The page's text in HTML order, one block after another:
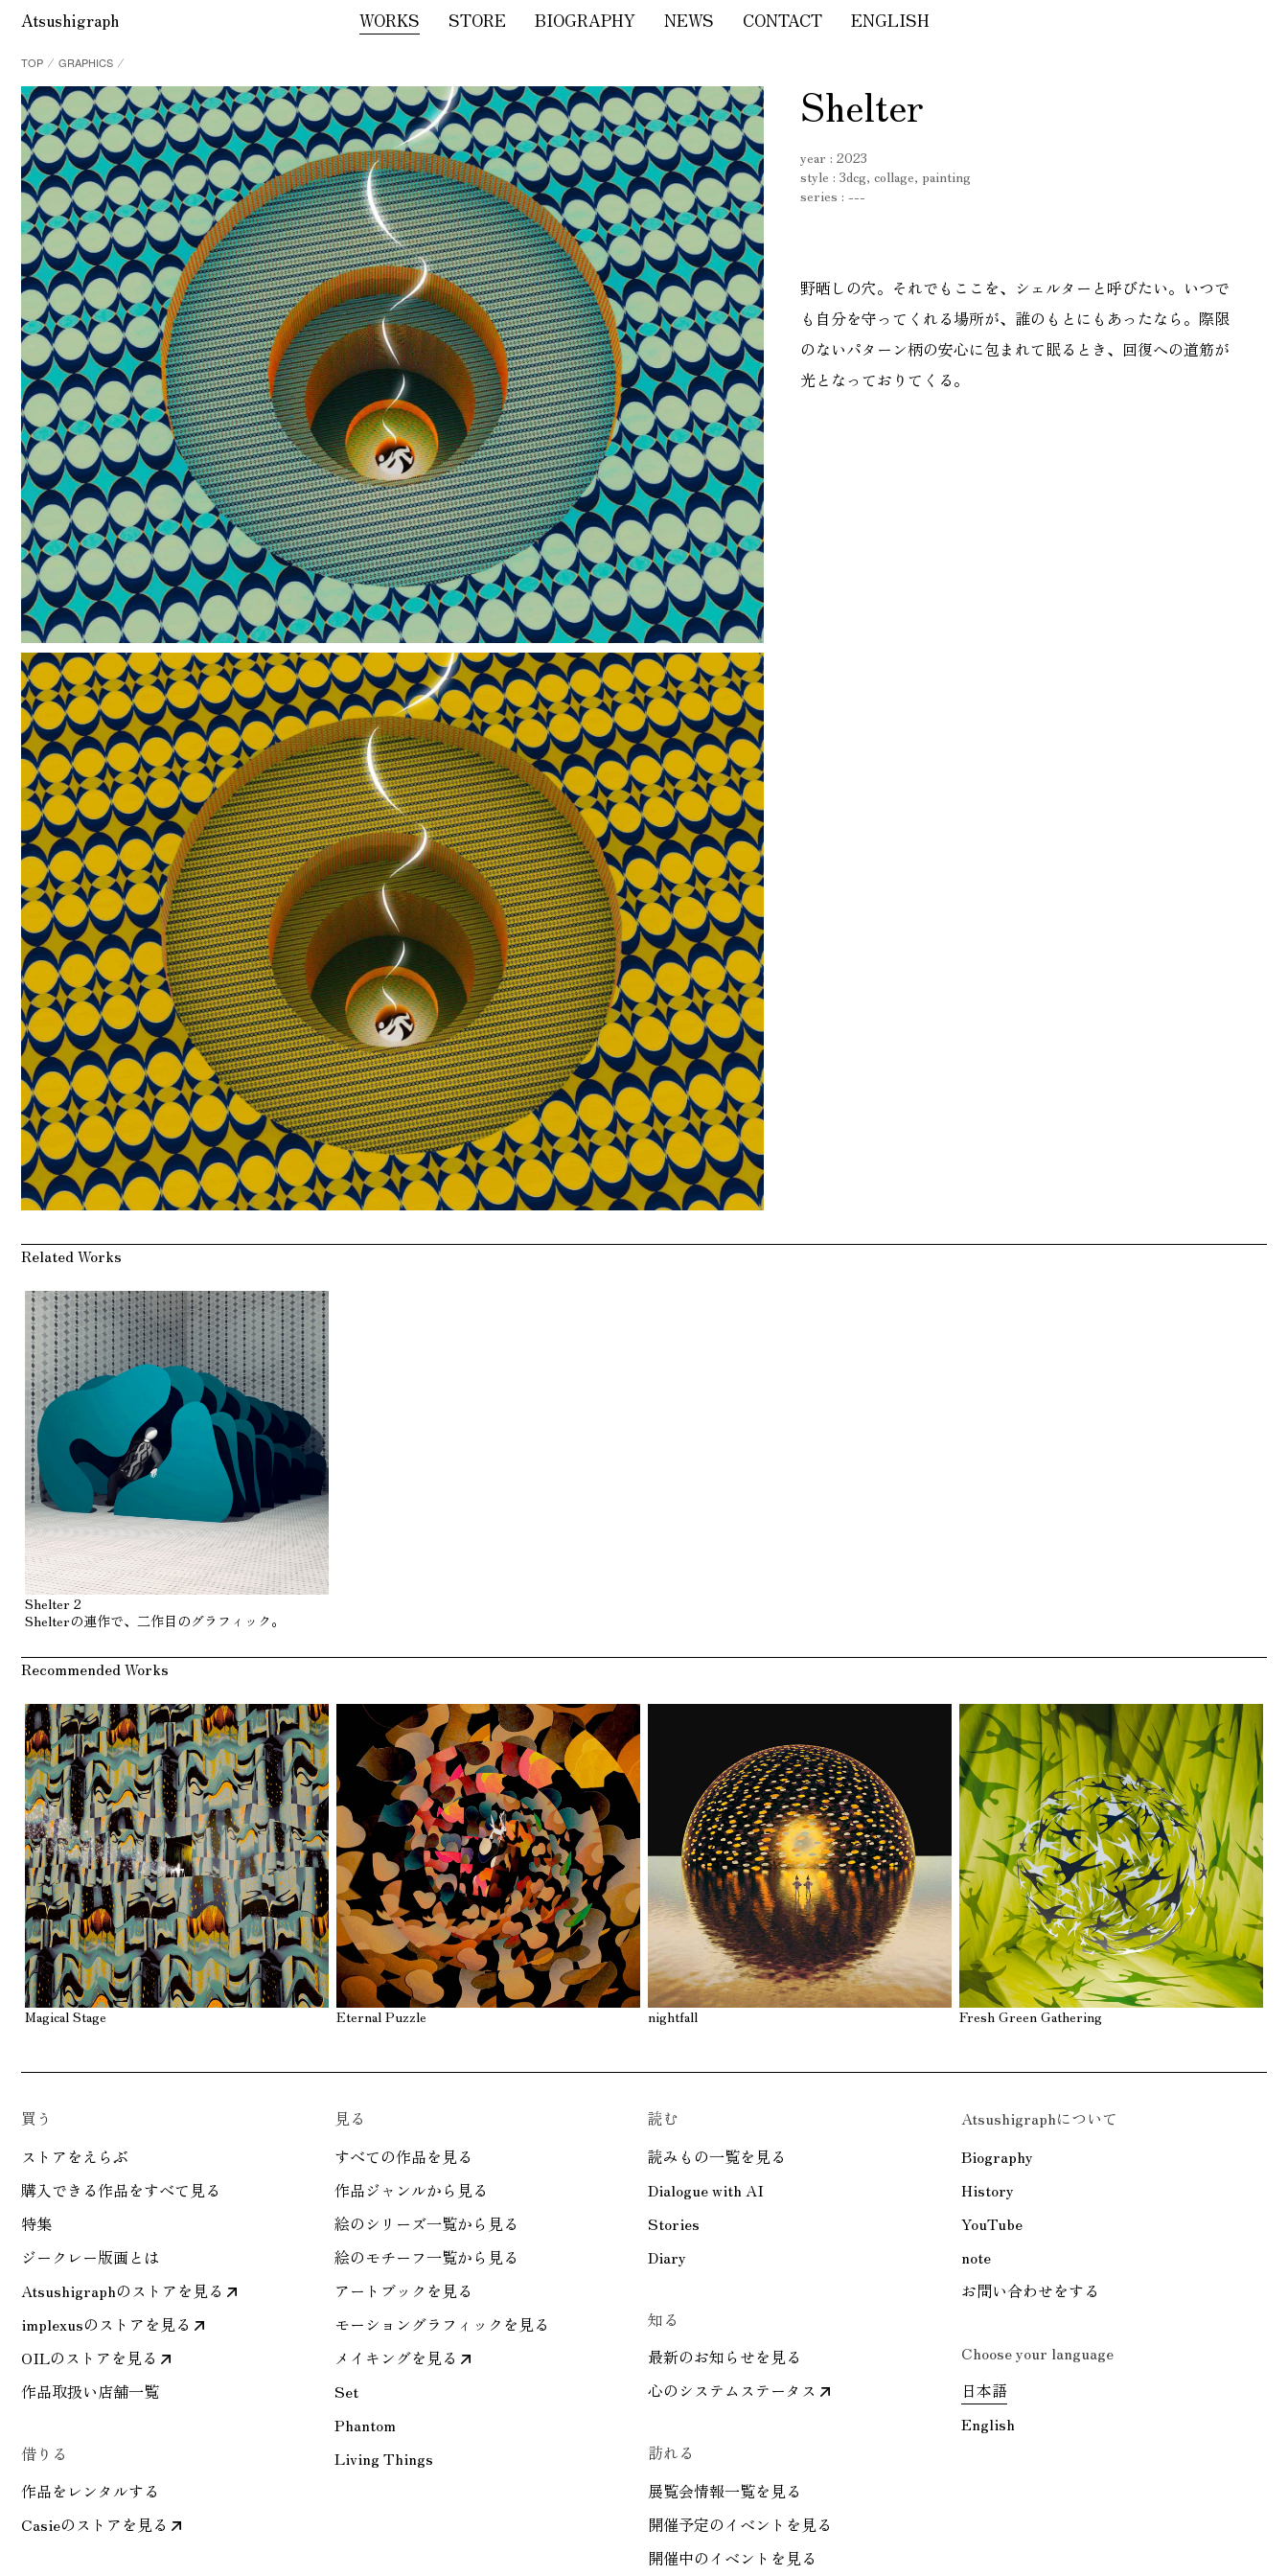
Atsushigraph WORKS STORE BIOGRAPHY NEWS CONTACT ENGLISH
TOP ⁄ GRAPHICS ⁄
Shelter
year : 2023
style : 3dcg, collage, painting
series : ---
野晒しの穴。それでもここを、シェルターと呼びたい。いつで
も自分を守ってくれる場所が、誰のもとにもあったなら。際限
のないパターン柄の安心に包まれて眠るとき、回復への道筋が
光となっておりてくる。
Related Works
Shelter 2
Shelterの連作で、二作目のグラフィック。
Recommended Works
Magical Stage Eternal Puzzle nightfall Fresh Green Gathering
買う
ストアをえらぶ
購入できる作品をすべて見る
特集
ジークレー版画とは
Atsushigraphのストアを見る
implexusのストアを見る
OILのストアを見る
作品取扱い店舗一覧
借りる
作品をレンタルする
Casieのストアを見る
見る
すべての作品を見る
作品ジャンルから見る
絵のシリーズ一覧から見る
絵のモチーフ一覧から見る
アートブックを見る
モーショングラフィックを見る
メイキングを見る
Set
Phantom
Living Things
読む
読みもの一覧を見る
Dialogue with AI
Stories
Diary
知る
最新のお知らせを見る
心のシステムステータス
訪れる
展覧会情報一覧を見る
開催予定のイベントを見る
開催中のイベントを見る
Atsushigraphについて
Biography
History
YouTube
note
お問い合わせをする
Choose your language
日本語
English